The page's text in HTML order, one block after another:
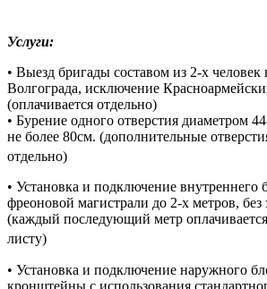
Услуги:
• Выезд бригады составом из 2-х человек
Волгограда, исключение
(оплачивается отдельно)
• Бурение одного отверстия диаметром
не более 80см. (дополнительные
отдельно)
• Установка и подключение внутреннего
фреоновой магистрали до 2-х метров, без
(каждый последующий метр
листу)
• Установка и подключение наружного
кронштейны с использования